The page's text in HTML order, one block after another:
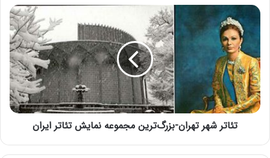
تئاتر شهر تهران-بزرگ‌ترین مجموعه نمایش تئاتر ایران